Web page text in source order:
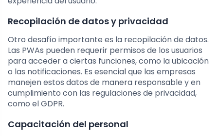
Recopilación de datos y privacidad
Otro desafío importante es la recopilación de datos.
Las PWAs pueden requerir permisos de los usuarios
para acceder a ciertas funciones, como la ubicación
o las notificaciones. Es esencial que las empresas
manejen estos datos de manera responsable y en
cumplimiento con las regulaciones de privacidad,
como el GDPR.
Capacitación del personal